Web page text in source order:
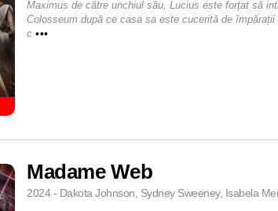
Maximus de către unchiul său, Lucius este forțat să
Colosseum după ce casa sa este cucerită de împărații
c •••
Madame Web
2024 - Dakota Johnson, Sydney Sweeney, Isabela